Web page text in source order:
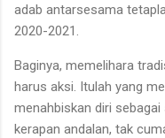
adab antarsesama
2020-2021.
Baginya, memelihara
harus aksi. Itulah yang
menahbiskan diri
kerapan andalan, tak